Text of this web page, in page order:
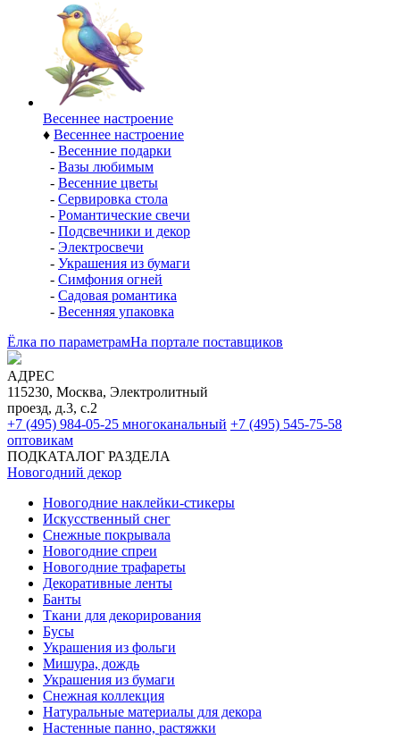
Весеннее настроение
♦ Весеннее настроение
- Весенние подарки
- Вазы любимым
- Весенние цветы
- Сервировка стола
- Романтические свечи
- Подсвечники и декор
- Электросвечи
- Украшения из бумаги
- Симфония огней
- Садовая романтика
- Весенняя упаковка
Ёлка по параметрамНа портале поставщиков
АДРЕС
115230, Москва, Электролитный
проезд, д.3, с.2
+7 (495) 984-05-25 многоканальный +7 (495) 545-75-58
оптовикам
ПОДКАТАЛОГ РАЗДЕЛА
Новогодний декор
Новогодние наклейки-стикеры
Искусственный снег
Снежные покрывала
Новогодние спреи
Новогодние трафареты
Декоративные ленты
Банты
Ткани для декорирования
Бусы
Украшения из фольги
Мишура, дождь
Украшения из бумаги
Снежная коллекция
Натуральные материалы для декора
Настенные панно, растяжки